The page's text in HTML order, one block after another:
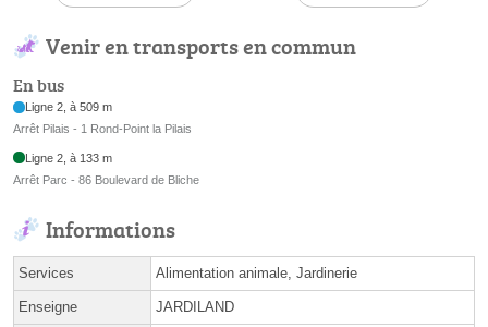
Venir en transports en commun
En bus
Ligne 2, à 509 m
Arrêt Pilais - 1 Rond-Point la Pilais
Ligne 2, à 133 m
Arrêt Parc - 86 Boulevard de Bliche
Informations
Services Alimentation animale, Jardinerie
Enseigne JARDILAND